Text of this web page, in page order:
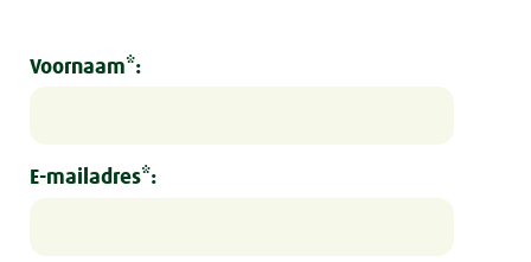
Voornaam*:
E-mailadres*: